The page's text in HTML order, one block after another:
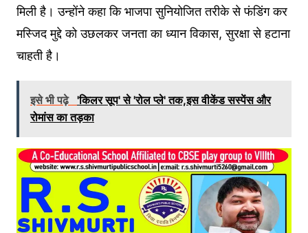
मिली है। उन्होंने कहा कि भाजपा सुनियोजित तरीके से फंडिंग कर
मस्जिद मुद्दे को उछलकर जनता का ध्यान विकास, सुरक्षा से हटाना
चाहती है।
इसे भी पढ़े 'किलर सूप' से 'रोल प्ले' तक,इस वीकेंड सस्पेंस और
रोमांस का तड़का